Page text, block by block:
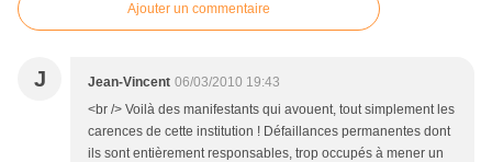
Ajouter un commentaire
J Jean-Vincent 06/03/2010 19:43
<br /> Voilà des manifestants qui avouent, tout simplement les
carences de cette institution ! Défaillances permanentes dont
ils sont entièrement responsables, trop occupés à mener un